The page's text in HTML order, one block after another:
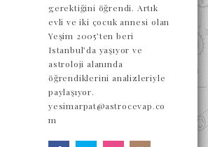
gerektiğini öğrendi. Artık
evli ve iki çocuk annesi olan
Yeşim 2005’ten beri
Istanbul’da yaşıyor ve
astroloji alanında
öğrendiklerini analizleriyle
paylaşıyor.
yesimarpat@astrocevap.co
m